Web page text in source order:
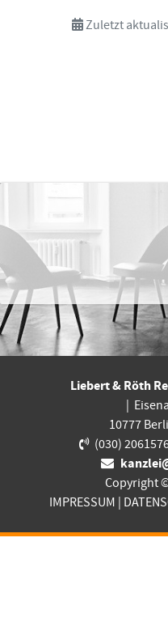
Zuletzt
Liebert & Röth
10777
(030)
Copyright
IMPRESSUM